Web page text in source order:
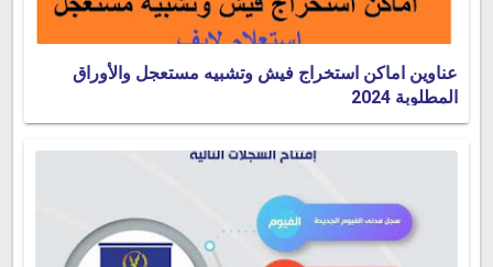
عناوين اماكن استخراج فيش وتشبيه مستعجل والأوراق
المطلوبة 2024